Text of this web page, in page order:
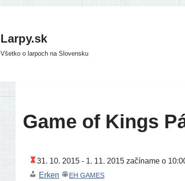
Larpy.sk
Všetko o larpoch na Slovensku
Game of Kings
31. 10. 2015 -1. 11. 2015 začí­na­me o
Erken
EH GAMES